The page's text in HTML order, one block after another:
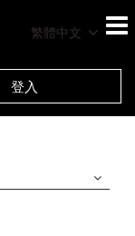
繁體中文
登入